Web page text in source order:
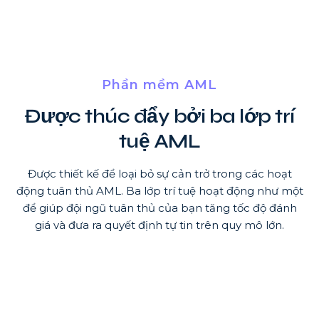
Phần mềm AML
Được thúc đẩy bởi ba lớp trí
tuệ AML
Được thiết kế để loại bỏ sự cản trở trong các hoạt
động tuân thủ AML. Ba lớp trí tuệ hoạt động như một
để giúp đội ngũ tuân thủ của bạn tăng tốc độ đánh
giá và đưa ra quyết định tự tin trên quy mô lớn.